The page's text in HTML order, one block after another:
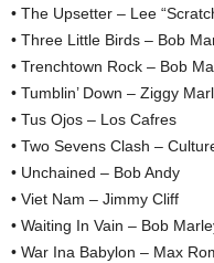
• The Upsetter – Lee
• Three Little Birds – Bob
• Trenchtown Rock – Bob
• Tumblin’ Down – Ziggy
• Tus Ojos – Los Cafres
• Two Sevens Clash –
• Unchained – Bob Andy
• Viet Nam – Jimmy Cliff
• Waiting In Vain – Bob
• War Ina Babylon – Max